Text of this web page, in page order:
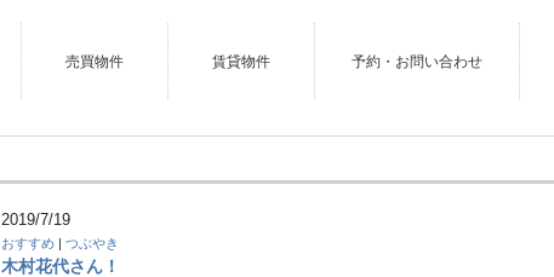
売買物件 賃貸物件 予約・お問い合わせ
2019/7/19
おすすめ |つぶやき
木村花代さん！